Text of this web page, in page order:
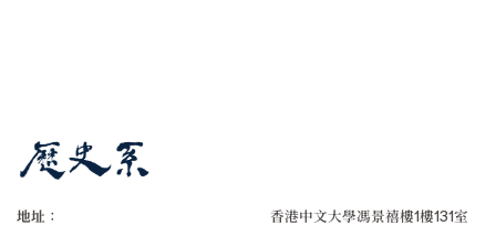
地址：
香港中文大學馮景禧樓1樓131室